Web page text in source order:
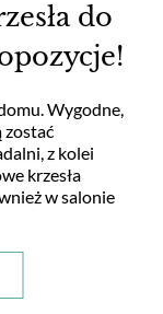
do
Wygodne,
zostać
z kolei
krzesła
w salonie